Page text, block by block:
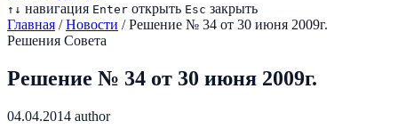
↑ ↓ навигация Enter открыть Esc закрыть
Главная / Новости / Решение № 34 от 30 июня 2009г.
Решения Совета
Решение № 34 от 30 июня 2009г.
04.04.2014 author